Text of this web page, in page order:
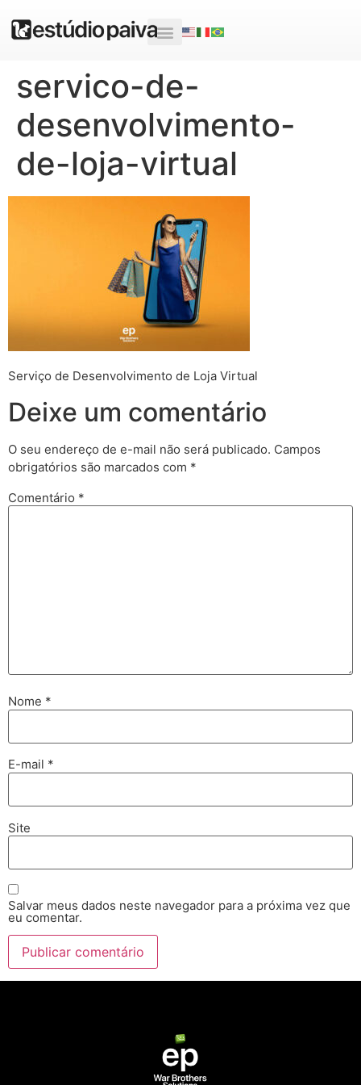
servico-de-
desenvolvimento-
de-loja-virtual
Serviço de Desenvolvimento de Loja Virtual
Deixe um comentário
O seu endereço de e-mail não será publicado. Campos
obrigatórios são marcados com *
Comentário *
Nome *
E-mail *
Site
Salvar meus dados neste navegador para a próxima vez que
eu comentar.